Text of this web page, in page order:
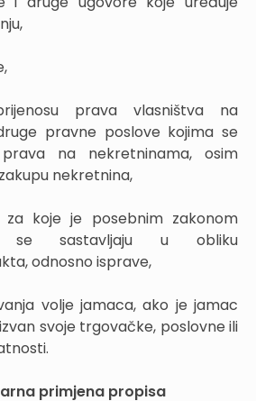
prava vlasništva na
pravne poslove kojima se
na nekretninama, osim
nekretnina,
koje je posebnim zakonom
se sastavljaju u obliku
odnosno isprave,
volje jamaca, ako je jamac
svoje trgovačke, poslovne ili
primjena propisa